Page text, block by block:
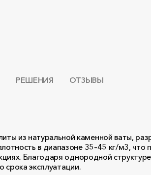
РЕШЕНИЯ ОТЗЫВЫ
натуральной каменной ваты,
в диапазоне 35–45 кг/м3, что
Благодаря однородной
срока эксплуатации.